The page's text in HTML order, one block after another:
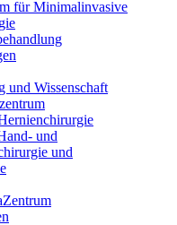
für Minimalinvasive
und Wissenschaft
und
und